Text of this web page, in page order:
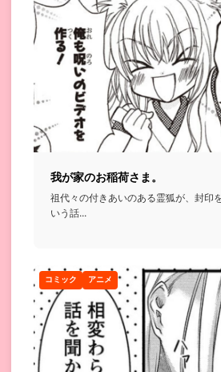
我が家のお稲荷さま。
祖代々の付きあいのある霊狐が、封印
いう話...
コミック アニメ